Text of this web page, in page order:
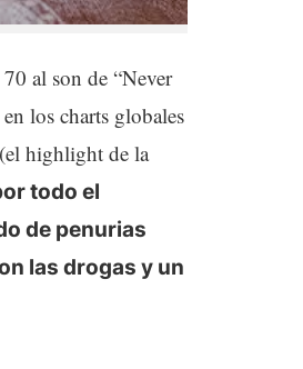
al son de “Never
los charts globales
highlight de la
todo el
de penurias
las drogas y un